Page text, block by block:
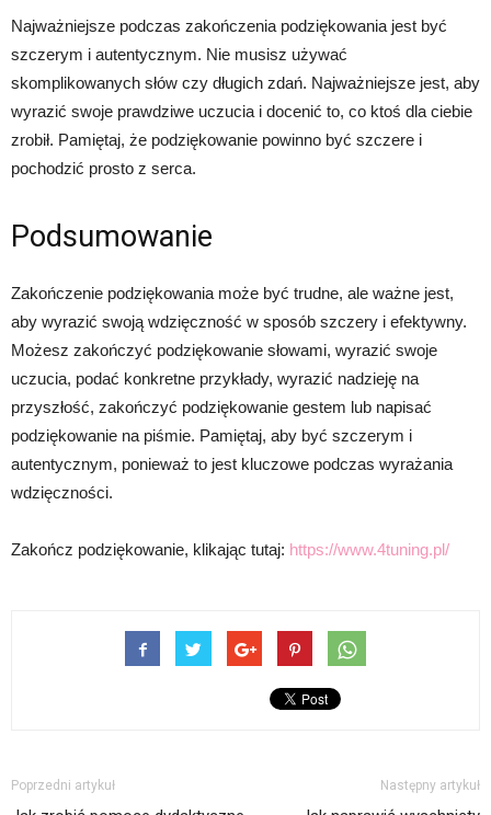
Najważniejsze podczas zakończenia podziękowania jest być
szczerym i autentycznym. Nie musisz używać
skomplikowanych słów czy długich zdań. Najważniejsze jest, aby
wyrazić swoje prawdziwe uczucia i docenić to, co ktoś dla ciebie
zrobił. Pamiętaj, że podziękowanie powinno być szczere i
pochodzić prosto z serca.
Podsumowanie
Zakończenie podziękowania może być trudne, ale ważne jest,
aby wyrazić swoją wdzięczność w sposób szczery i efektywny.
Możesz zakończyć podziękowanie słowami, wyrazić swoje
uczucia, podać konkretne przykłady, wyrazić nadzieję na
przyszłość, zakończyć podziękowanie gestem lub napisać
podziękowanie na piśmie. Pamiętaj, aby być szczerym i
autentycznym, ponieważ to jest kluczowe podczas wyrażania
wdzięczności.
Zakończ podziękowanie, klikając tutaj: https://www.4tuning.pl/
Poprzedni artykuł Następny artykuł